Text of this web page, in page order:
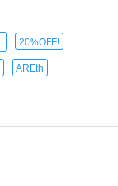
20%OFF!
AREth